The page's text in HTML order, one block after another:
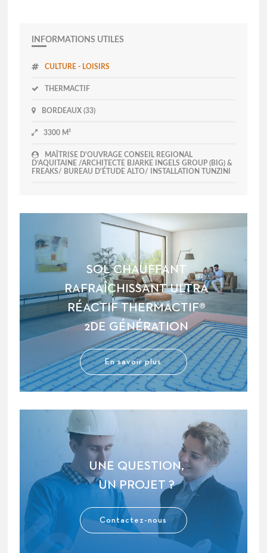
INFORMATIONS UTILES
CULTURE - LOISIRS
THERMACTIF
BORDEAUX (33)
3300 M²
MAÎTRISE D'OUVRAGE CONSEIL REGIONAL
D’AQUITAINE /ARCHITECTE BJARKE INGELS GROUP (BIG) &
FREAKS/ BUREAU D'ÉTUDE ALTO/ INSTALLATION TUNZINI
SOL CHAUFFANT
RAFRAÎCHISSANT ULTRA
RÉACTIF THERMACTIF®
2DE GÉNÉRATION
En savoir plus
UNE QUESTION,
UN PROJET ?
Contactez-nous